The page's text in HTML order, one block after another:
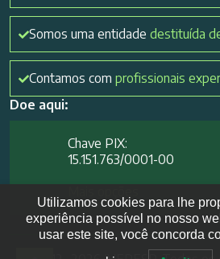
Somos uma entidade destituída
Contamos com profissionais
Doe aqui:
Chave PIX:
15.151.763/0001-00​
Utilizamos cookies para lhe
experiência possível no nosso
usar este site, você concorda